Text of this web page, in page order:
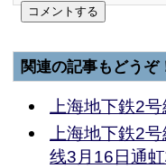
関連の記事もどうぞ
上海地下鉄2
上海地下鉄2
线3月16日通